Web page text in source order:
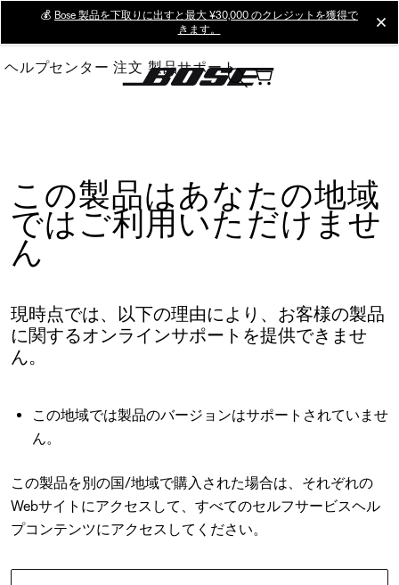
Main
💰 Bose 製品を下取りに出すと最大 ¥30,000 のクレジットを獲得で
きます。
ヘルプセンター 注文 製品サポート
この製品はあなたの地域
ではご利用いただけませ
ん
現時点では、以下の理由により、お客様の製品
に関するオンラインサポートを提供できませ
ん。
この地域では製品のバージョンはサポートされていませ
ん。
この製品を別の国/地域で購入された場合は、それぞれの
Webサイトにアクセスして、すべてのセルフサービスヘル
プコンテンツにアクセスしてください。